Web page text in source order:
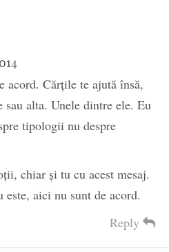
acord. Cărțile te ajută însă,
alta. Unele dintre ele. Eu
tipologii nu despre
chiar și tu cu acest mesaj.
aici nu sunt de acord.
Reply